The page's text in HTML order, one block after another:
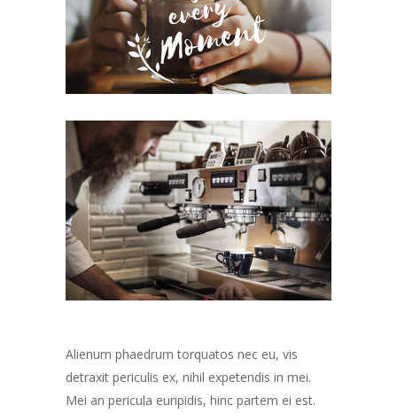
Alienum phaedrum torquatos nec eu, vis
detraxit periculis ex, nihil expetendis in mei.
Mei an pericula euripidis, hinc partem ei est.